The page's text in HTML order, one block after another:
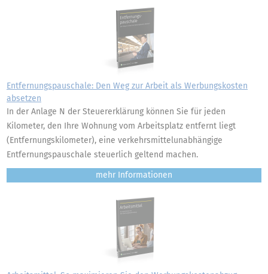
Entfernungspauschale: Den Weg zur Arbeit als Werbungskosten
absetzen
In der Anlage N der Steuererklärung können Sie für jeden
Kilometer, den Ihre Wohnung vom Arbeitsplatz entfernt liegt
(Entfernungskilometer), eine verkehrsmittelunabhängige
Entfernungspauschale steuerlich geltend machen.
mehr